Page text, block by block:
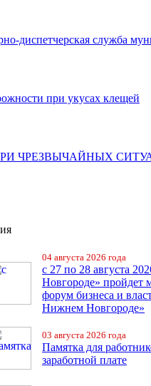
диспетчерская служба
при укусах клещей
ЧРЕЗВЫЧАЙНЫХ
04 августа 2026 года
с 27 по 28 августа
Новгороде» пройдет
форум бизнеса и
Нижнем Новгороде»
03 августа 2026 года
Памятка для
заработной плате